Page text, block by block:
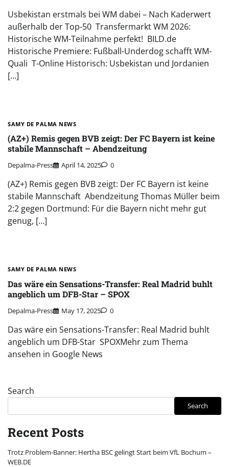
Usbekistan erstmals bei WM dabei – Nach Kaderwert
außerhalb der Top-50 Transfermarkt WM 2026:
Historische WM-Teilnahme perfekt! BILD.de
Historische Premiere: Fußball-Underdog schafft WM-
Quali T-Online Historisch: Usbekistan und Jordanien
[…]
SAMY DE PALMA NEWS
(AZ+) Remis gegen BVB zeigt: Der FC Bayern ist keine
stabile Mannschaft – Abendzeitung
Depalma-Press April 14, 2025 0
(AZ+) Remis gegen BVB zeigt: Der FC Bayern ist keine
stabile Mannschaft Abendzeitung Thomas Müller beim
2:2 gegen Dortmund: Für die Bayern nicht mehr gut
genug, […]
SAMY DE PALMA NEWS
Das wäre ein Sensations-Transfer: Real Madrid buhlt
angeblich um DFB-Star – SPOX
Depalma-Press May 17, 2025 0
Das wäre ein Sensations-Transfer: Real Madrid buhlt
angeblich um DFB-Star SPOXMehr zum Thema
ansehen in Google News
Search
Search
Recent Posts
Trotz Problem-Banner: Hertha BSC gelingt Start beim VfL Bochum –
WEB.DE